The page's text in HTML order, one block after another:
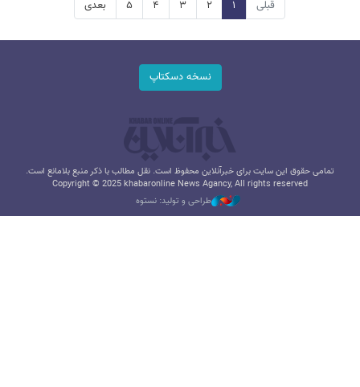
قبلی ۱ ۲ ۳ ۴ ۵ بعدی
نسخه دسکتاپ
تمامی حقوق این سایت برای خبرآنلاین محفوظ است. نقل مطالب با ذکر منبع بلامانع است.
Copyright © 2025 khabaronline News Agancy, All rights reserved
طراحی و تولید: نستوه